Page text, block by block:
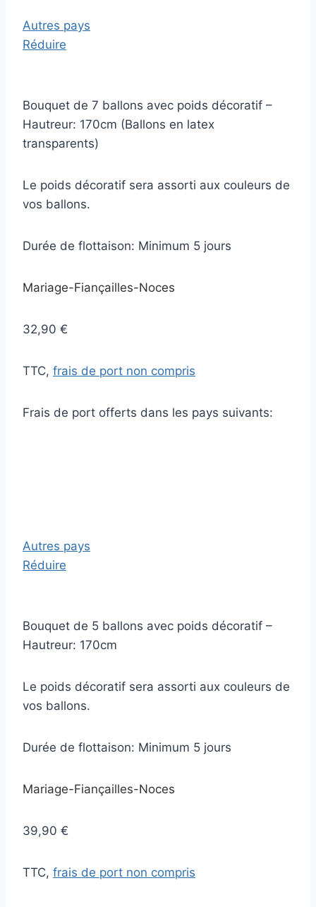
Autres pays
Réduire
Bouquet de 7 ballons avec poids décoratif –
Hautreur: 170cm (Ballons en latex
transparents)
Le poids décoratif sera assorti aux couleurs de
vos ballons.
Durée de flottaison: Minimum 5 jours
Mariage-Fiançailles-Noces
32,90 €
TTC, frais de port non compris
Frais de port offerts dans les pays suivants:
Autres pays
Réduire
Bouquet de 5 ballons avec poids décoratif –
Hautreur: 170cm
Le poids décoratif sera assorti aux couleurs de
vos ballons.
Durée de flottaison: Minimum 5 jours
Mariage-Fiançailles-Noces
39,90 €
TTC, frais de port non compris